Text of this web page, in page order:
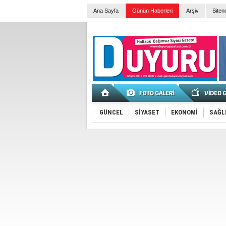
Ana Sayfa Günün Haberleri Arşiv
GÜNCEL SİYASET EKONOMİ